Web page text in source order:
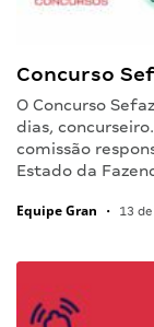
Concurso
O Concurso
dias,
comissão
Estado da
Equipe Gran • 13